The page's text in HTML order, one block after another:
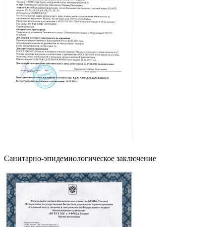
Санитарно-эпидемиологическое заключение